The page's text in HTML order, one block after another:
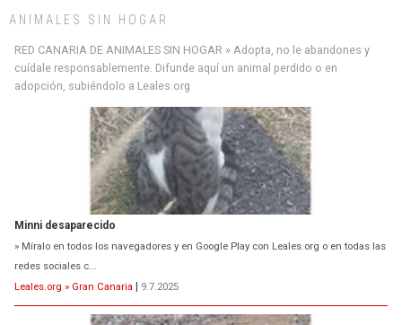
ANIMALES SIN HOGAR
RED CANARIA DE ANIMALES SIN HOGAR » Adopta, no le abandones y
cuídale responsablemente. Difunde aquí un animal perdido o en
adopción, subiéndolo a Leales.org
Minni desaparecido
» Míralo en todos los navegadores y en Google Play con Leales.org o en todas las
redes sociales c...
Leales.org » Gran Canaria | 9.7.2025